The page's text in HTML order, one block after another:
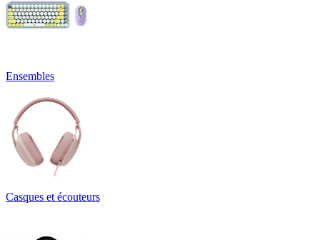
Ensembles
Casques et écouteurs